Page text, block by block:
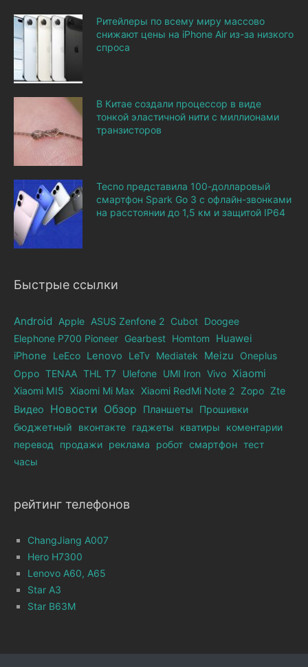
Ритейлеры по всему миру массово
снижают цены на iPhone Air из-за низкого
спроса
В Китае создали процессор в виде
тонкой эластичной нити с миллионами
транзисторов
Tecno представила 100-долларовый
смартфон Spark Go 3 с офлайн-звонками
на расстоянии до 1,5 км и защитой IP64
Быстрые ссылки
Android Apple ASUS Zenfone 2 Cubot Doogee
Elephone Р700 Pioneer Gearbest Homtom
Huawei
iPhone
LeEco Lenovo LeTv Mediatek Meizu
Oneplus
Oppo TENAA THL T7 Ulefone UMI Iron Vivo Xiaomi
Xiaomi MI5 Xiaomi Mi Max Xiaomi RedMi Note 2 Zopo Zte
Видео Новости Обзор Планшеты
Прошивки
бюджетный
вконтакте гаджеты кватиры
коментарии
перевод
продажи реклама робот смартфон тест
часы
рейтинг телефонов
ChangJiang A007
Hero H7300
Lenovo A60, A65
Star A3
Star B63M